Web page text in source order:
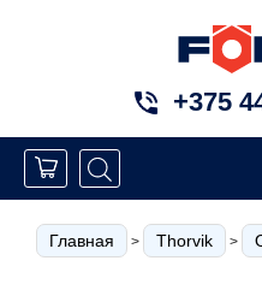
+375
Главная > Thorvik >